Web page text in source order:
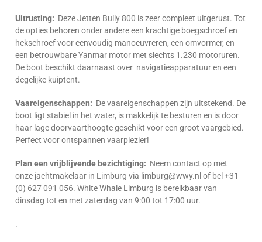
Uitrusting: Deze Jetten Bully 800 is zeer compleet uitgerust. Tot
de opties behoren onder andere een krachtige boegschroef en
hekschroef voor eenvoudig manoeuvreren, een omvormer, en
een betrouwbare Yanmar motor met slechts 1.230 motoruren.
De boot beschikt daarnaast over navigatieapparatuur en een
degelijke kuiptent.
Vaareigenschappen: De vaareigenschappen zijn uitstekend. De
boot ligt stabiel in het water, is makkelijk te besturen en is door
haar lage doorvaarthoogte geschikt voor een groot vaargebied.
Perfect voor ontspannen vaarplezier!
Plan een vrijblijvende bezichtiging: Neem contact op met
onze jachtmakelaar in Limburg via limburg@wwy.nl of bel +31
(0) 627 091 056. White Whale Limburg is bereikbaar van
dinsdag tot en met zaterdag van 9:00 tot 17:00 uur.
.